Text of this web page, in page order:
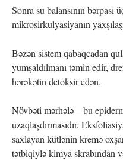
Sonra su balansının bərpası
mikrosirkulyasiyanın
Bəzən sistem qabaqcadan
yumşaldılmanı təmin edir,
hərəkətin detoksir edən.
Növbəti mərhələ – bu
uzaqlaşdırmasıdır.
saxlayan kütlənin kremə
tətbiqiylə kimya skrabından